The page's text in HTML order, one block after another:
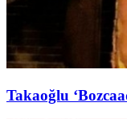
Takaoğlu